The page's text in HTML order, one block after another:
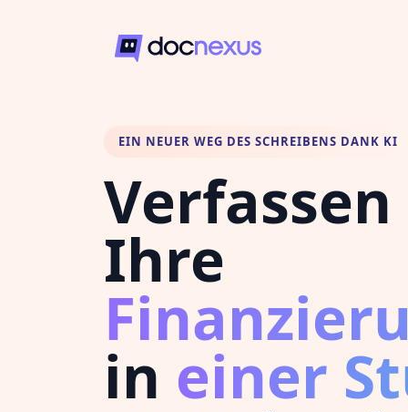
EIN NEUER WEG DES SCHREIBENS DANK KI
Verfassen
Ihre
in einer